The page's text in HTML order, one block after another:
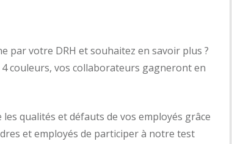
par votre DRH et souhaitez en savoir plus ?
couleurs, vos collaborateurs gagneront en
qualités et défauts de vos employés grâce
et employés de participer à notre test